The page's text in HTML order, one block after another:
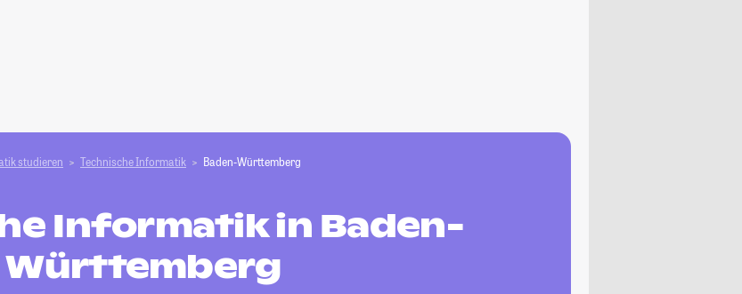
studieren Technische Informatik Baden-Württemberg
Informatik in Baden-
Württemberg